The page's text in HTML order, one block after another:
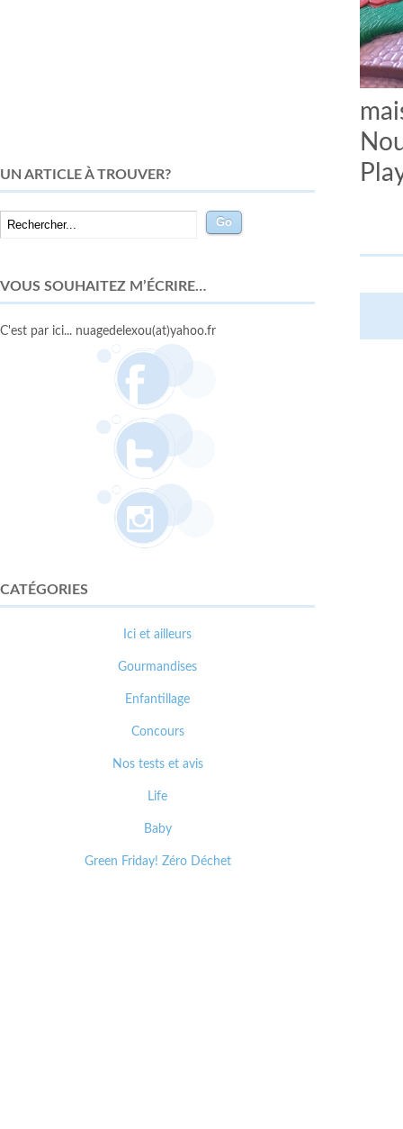
UN ARTICLE À TROUVER?
VOUS SOUHAITEZ M’ÉCRIRE…
C'est par ici... nuagedelexou(at)yahoo.fr
CATÉGORIES
Ici et ailleurs
Gourmandises
Enfantillage
Concours
Nos tests et avis
Life
Baby
Green Friday! Zéro Déchet